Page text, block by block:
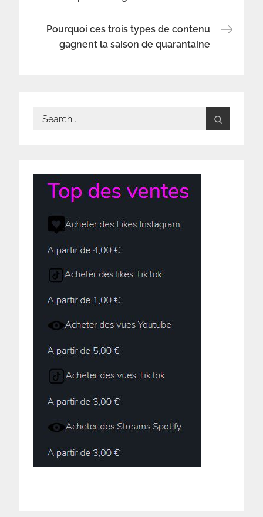
de
l’article
Pourquoi ces trois types de contenu
gagnent la saison de quarantaine
Search